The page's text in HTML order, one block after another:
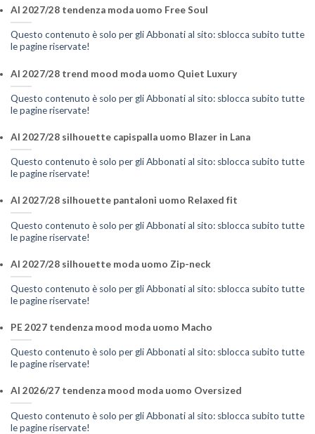
AI 2027/28 tendenza moda uomo Free Soul
Questo contenuto è solo per gli Abbonati al sito: sblocca subito tutte
le pagine riservate!
AI 2027/28 trend mood moda uomo Quiet Luxury
Questo contenuto è solo per gli Abbonati al sito: sblocca subito tutte
le pagine riservate!
AI 2027/28 silhouette capispalla uomo Blazer in Lana
Questo contenuto è solo per gli Abbonati al sito: sblocca subito tutte
le pagine riservate!
AI 2027/28 silhouette pantaloni uomo Relaxed fit
Questo contenuto è solo per gli Abbonati al sito: sblocca subito tutte
le pagine riservate!
AI 2027/28 silhouette moda uomo Zip-neck
Questo contenuto è solo per gli Abbonati al sito: sblocca subito tutte
le pagine riservate!
PE 2027 tendenza mood moda uomo Macho
Questo contenuto è solo per gli Abbonati al sito: sblocca subito tutte
le pagine riservate!
AI 2026/27 tendenza mood moda uomo Oversized
Questo contenuto è solo per gli Abbonati al sito: sblocca subito tutte
le pagine riservate!